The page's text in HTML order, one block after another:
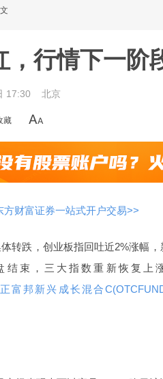
，行情下一阶
17:30 北京
藏
财富证券一站式开户交易>>
转跌，创业板指回吐近2%涨幅
结束，三大指数重新恢复上
富邦新兴成长混合